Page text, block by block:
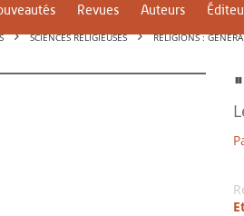
Revues Auteurs
SCIENCES RELIGIEUSES RELIGIONS :